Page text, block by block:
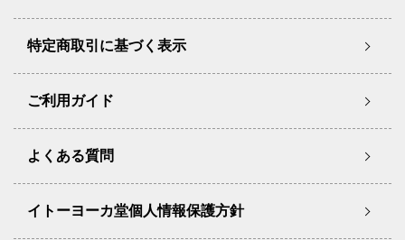
特定商取引に基づく表示
ご利用ガイド
よくある質問
イトーヨーカ堂個人情報保護方針